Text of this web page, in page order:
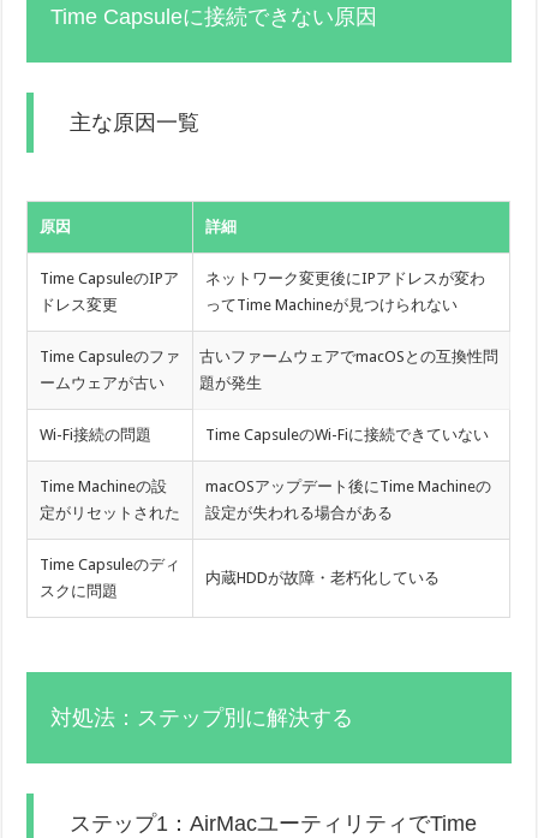
Time Capsuleに接続できない原因
主な原因一覧
原因 詳細
Time CapsuleのIPア
ドレス変更
ネットワーク変更後にIPアドレスが変わ
ってTime Machineが見つけられない
Time Capsuleのファ
ームウェアが古い
古いファームウェアでmacOSとの互換性問
題が発生
Wi-Fi接続の問題 Time CapsuleのWi-Fiに接続できていない
Time Machineの設
定がリセットされた
macOSアップデート後にTime Machineの
設定が失われる場合がある
Time Capsuleのディ
スクに問題
内蔵HDDが故障・老朽化している
対処法：ステップ別に解決する
ステップ1：AirMacユーティリティでTime